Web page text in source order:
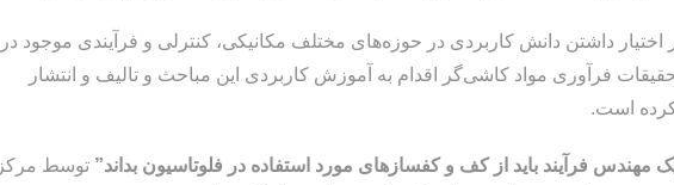
اختیار داشتن دانش کاربردی در حوزه‌های مختلف مکانیکی، کنترلی و فرآیندی موجود در
کارخانه است. در این راستا، مرکز تحقیقات فرآوری مواد کاشی‎‌گر اقدام به آموزش کاربردی این مباحث و تالیف و انتشار
کرده است.
مهندس فرآیند باید از کف و کفسازهای مورد استفاده در فلوتاسیون بداند” توسط مرکز